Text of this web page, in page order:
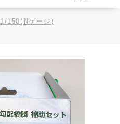
1/150(Nゲージ)